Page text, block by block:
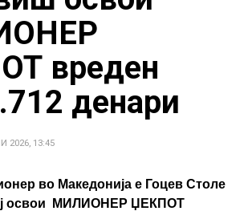
вреден
денари
2026, 13:45
во Македонија е Гоцев Столе
освои МИЛИОНЕР ЏЕКПОТ